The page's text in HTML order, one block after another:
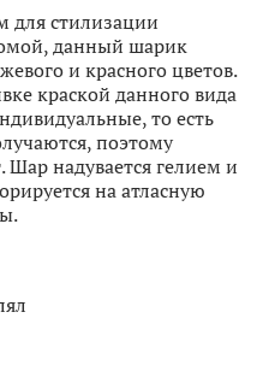
для стилизации
данный шарик
и красного цветов.
краской данного вида
то есть
поэтому
Шар надувается гелием и
на атласную